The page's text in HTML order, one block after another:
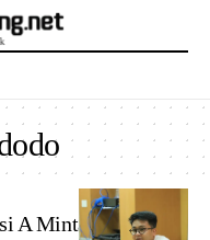
A Minta Percepatan